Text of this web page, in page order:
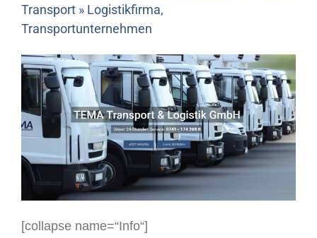
Transport » Logistikfirma,
Transportunternehmen
[collapse name=“Info“]